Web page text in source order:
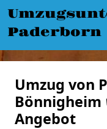
Paderborn
Umzug von
Bönnigheim
Angebot